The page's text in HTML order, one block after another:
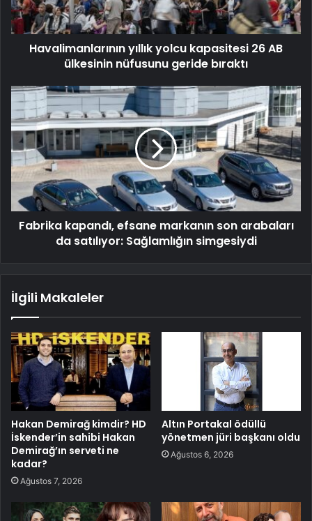
Havalimanlarının yıllık yolcu kapasitesi 26 AB
ülkesinin nüfusunu geride bıraktı
Fabrika kapandı, efsane markanın son arabaları
da satılıyor: Sağlamlığın simgesiydi
İlgili Makaleler
Hakan Demirağ kimdir? HD
İskender’in sahibi Hakan
Demirağ’ın serveti ne
kadar?
Ağustos 7, 2026
Altın Portakal ödüllü
yönetmen jüri başkanı oldu
Ağustos 6, 2026